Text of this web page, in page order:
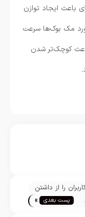
باعث ایجاد توازن
مک بوک‌ها سرعت
کوچک‌تر شدن
را از داشتن
پست بعدی »